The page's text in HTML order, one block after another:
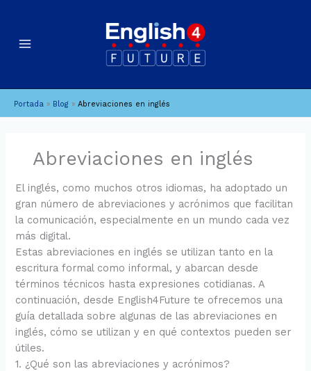
contenido
Portada » Blog » Abreviaciones en inglés
Abreviaciones en inglés
El inglés, como muchos otros idiomas, ha adoptado un
gran número de abreviaciones y acrónimos que facilitan
la comunicación, especialmente en un mundo cada vez
más digital.
Estas abreviaciones en inglés se utilizan tanto en la
escritura formal como informal, y abarcan desde
términos técnicos hasta expresiones cotidianas. A
continuación, desde English4Future te ofrecemos una
guía detallada sobre algunas de las abreviaciones en
inglés, cómo se utilizan y en qué contextos pueden ser
útiles.
1. ¿Qué son las abreviaciones y acrónimos?
a
i